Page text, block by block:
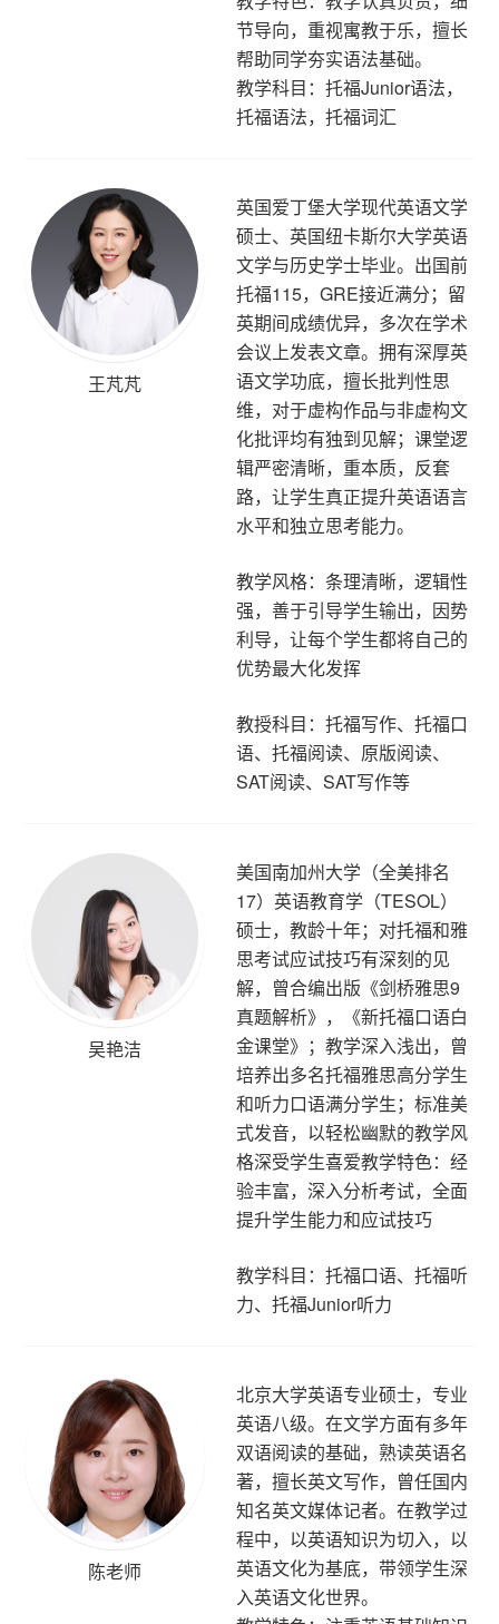
节导向，重视寓教于乐，擅长
帮助同学夯实语法基础。
教学科目：托福Junior语法，
托福语法，托福词汇
王芃芃
英国爱丁堡大学现代英语文学
硕士、英国纽卡斯尔大学英语
文学与历史学士毕业。出国前
托福115，GRE接近满分；留
英期间成绩优异，多次在学术
会议上发表文章。拥有深厚英
语文学功底，擅长批判性思
维，对于虚构作品与非虚构文
化批评均有独到见解；课堂逻
辑严密清晰，重本质，反套
路，让学生真正提升英语语言
水平和独立思考能力。
教学风格：条理清晰，逻辑性
强，善于引导学生输出，因势
利导，让每个学生都将自己的
优势最大化发挥
教授科目：托福写作、托福口
语、托福阅读、原版阅读、
SAT阅读、SAT写作等
吴艳洁
美国南加州大学（全美排名
17）英语教育学（TESOL）
硕士，教龄十年；对托福和雅
思考试应试技巧有深刻的见
解，曾合编出版《剑桥雅思9
真题解析》，《新托福口语白
金课堂》；教学深入浅出，曾
培养出多名托福雅思高分学生
和听力口语满分学生；标准美
式发音，以轻松幽默的教学风
格深受学生喜爱教学特色：经
验丰富，深入分析考试，全面
提升学生能力和应试技巧
教学科目：托福口语、托福听
力、托福Junior听力
陈老师
北京大学英语专业硕士，专业
英语八级。在文学方面有多年
双语阅读的基础，熟读英语名
著，擅长英文写作，曾任国内
知名英文媒体记者。在教学过
程中，以英语知识为切入，以
英语文化为基底，带领学生深
入英语文化世界。